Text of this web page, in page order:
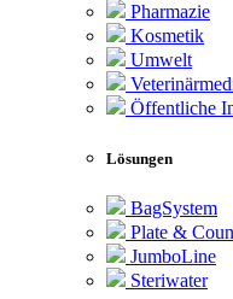
Pharmazie
Kosmetik
Umwelt
Öffentliche
Lösungen
BagSystem
Plate &
JumboLine
Steriwater